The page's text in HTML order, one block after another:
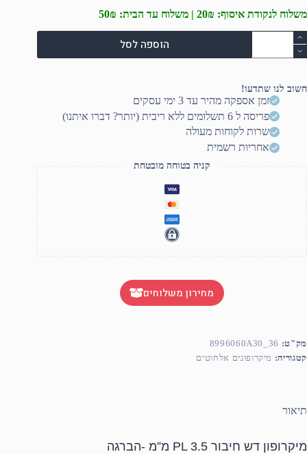
משלוח לנקודת איסוף: 20₪ | משלוח עד הבית: 50₪
כמות
של
מיקרופון
PL
הוספה לסל
חשוב לנו שתדעו!
זמן אספקה מהיר עד 3 ימי עסקים
פריסה ל 6 תשלומים ללא ריבית (יותר? דברו איתנו)
שרות לקוחות מעולה
אחריות רשמית
קניה בטוחה מובטחת
מחירון משלוחים
מק"ט: 8996060A30_36
קטגוריה: מיקרופונים אלחוטים
תיאור
מיקרופון דש חיבור PL 3.5 מ”מ -הברגה